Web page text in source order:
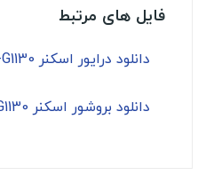
فایل های مرتبط
دانلود درایور اسکنر Canon DR-G1130
دانلود بروشور اسکنر Canon DR-G1130